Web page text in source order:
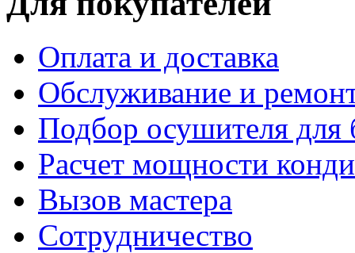
Оплата и доставка
Обслуживание и
Подбор осушителя для
Расчет мощности
Вызов мастера
Сотрудничество